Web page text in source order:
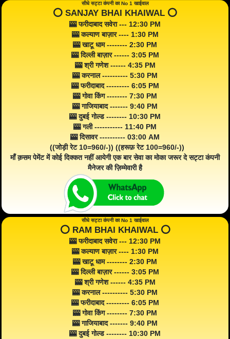
सीधे सट्टा कंपनी का No 1 खाईवाल
⭕️ SANJAY BHAI KHAIWAL ⭕️
🎰 फरीदाबाद सवेरा --- 12:30 PM
🎰 कल्याण बाज़ार ---- 1:30 PM
🎰 खाटू धाम -------- 2:30 PM
🎰 दिल्ली बाज़ार ------ 3:05 PM
🎰 श्री गणेश ------ 4:35 PM
🎰 करनाल ---------- 5:30 PM
🎰 फरीदाबाद --------- 6:05 PM
🎰 गोवा किंग -------- 7:30 PM
🎰 गाजियाबाद ------- 9:40 PM
🎰 दुबई गोल्ड -------- 10:30 PM
🎰 गली ----------- 11:40 PM
🎰 दिसावर ---------- 03:00 AM
((जोड़ी रेट 10=960/-)) ((हरूफ़ रेट 100=960/-))
माँ क़सम पेमेंट में कोई दिक्कत नहीं आयेगी एक बार सेवा का मोका जरूर दे सट्टा कंपनी
मैनेजर की ज़िम्मेवारी है
सीधे सट्टा कंपनी का No 1 खाईवाल
⭕️ RAM BHAI KHAIWAL ⭕️
🎰 फरीदाबाद सवेरा --- 12:30 PM
🎰 कल्याण बाज़ार ---- 1:30 PM
🎰 खाटू धाम -------- 2:30 PM
🎰 दिल्ली बाज़ार ------ 3:05 PM
🎰 श्री गणेश ------ 4:35 PM
🎰 करनाल ---------- 5:30 PM
🎰 फरीदाबाद --------- 6:05 PM
🎰 गोवा किंग -------- 7:30 PM
🎰 गाजियाबाद ------- 9:40 PM
🎰 दुबई गोल्ड -------- 10:30 PM